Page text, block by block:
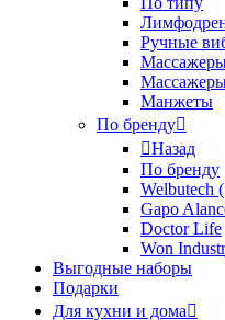
Ручные
Манжеты
По бренду
Назад
По бренду
Welbutech
Gapo
Doctor Life
Won
Выгодные наборы
Подарки
Для кухни и дома